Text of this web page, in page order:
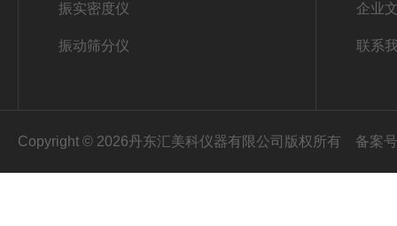
振实密度仪
振动筛分仪
企业
联系
Copyright © 2026丹东汇美科仪器有限公司版权所有 备案